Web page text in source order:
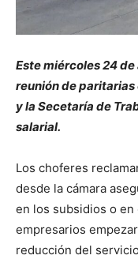
Este miércoles 24 de
reunión de
y la Secetaría de
salarial.
Los choferes
desde la cámara
en los subsidios o
empresarios
reducción del